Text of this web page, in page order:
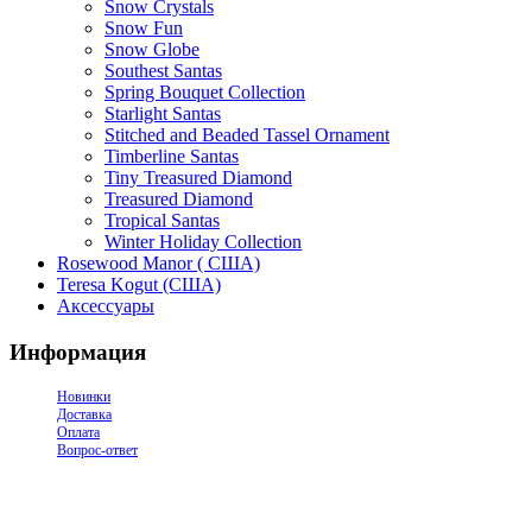
Snow Crystals
Snow Fun
Snow Globe
Southest Santas
Spring Bouquet Collection
Starlight Santas
Stitched and Beaded Tassel Ornament
Timberline Santas
Tiny Treasured Diamond
Treasured Diamond
Tropical Santas
Winter Holiday Collection
Rosewood Manor ( США)
Teresa Kogut (США)
Аксессуары
Информация
Новинки
Доставка
Оплата
Вопрос-ответ